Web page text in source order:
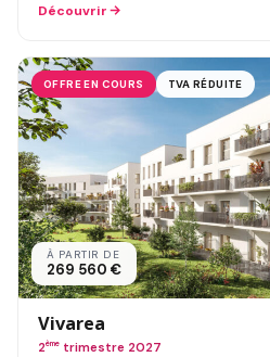
Découvrir
OFFRE EN COURS TVA RÉDUITE
À PARTIR DE
269 560 €
Vivarea
2ème trimestre 2027